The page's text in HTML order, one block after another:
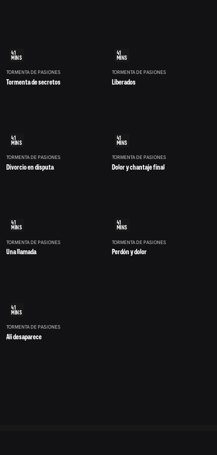
41
MINS
TORMENTA DE PASIONES
Tormenta de secretos
41
MINS
TORMENTA DE PASIONES
Liberados
41
MINS
TORMENTA DE PASIONES
Divorcio en disputa
41
MINS
TORMENTA DE PASIONES
Dolor y chantaje final
41
MINS
TORMENTA DE PASIONES
Una llamada
41
MINS
TORMENTA DE PASIONES
Perdón y dolor
41
MINS
TORMENTA DE PASIONES
Ali desaparece